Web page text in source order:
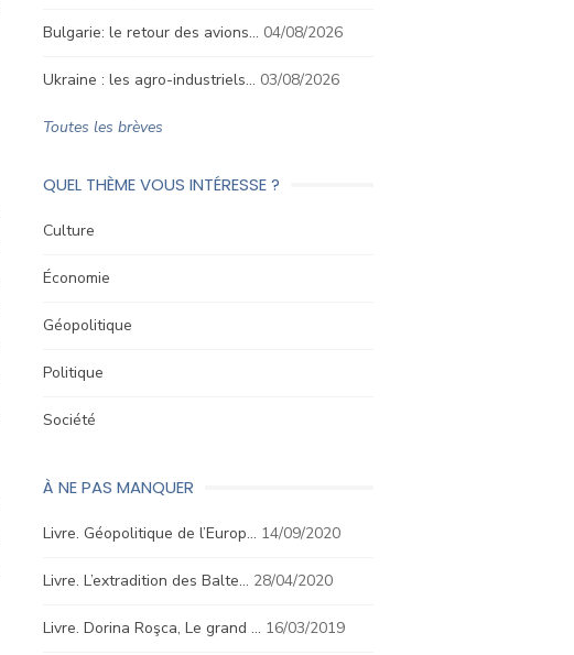
Bulgarie: le retour des avions… 04/08/2026
Ukraine : les agro-industriels… 03/08/2026
Toutes les brèves
QUEL THÈME VOUS INTÉRESSE ?
Culture
Économie
Géopolitique
Politique
Société
À NE PAS MANQUER
Livre. Géopolitique de l’Europ… 14/09/2020
Livre. L’extradition des Balte… 28/04/2020
Livre. Dorina Roşca, Le grand … 16/03/2019